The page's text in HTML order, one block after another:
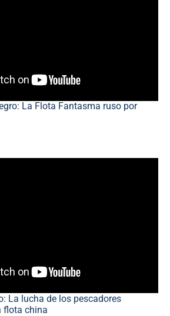
La Flota Fantasma ruso por
La lucha de los pescadores
flota china